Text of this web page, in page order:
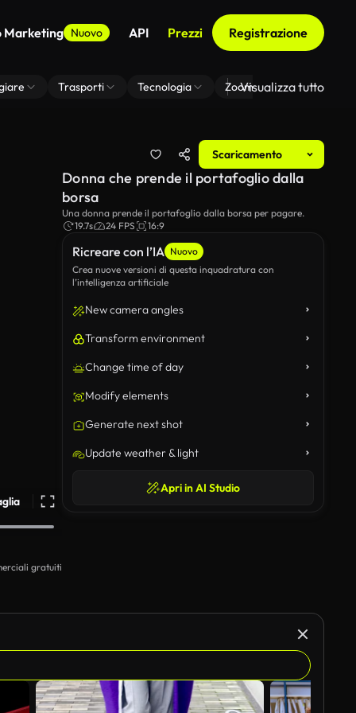
Marketing Nuovo API Prezzi Registrazione
Trasporti Tecnologia Zoom Di Sfondo Virtuale
Visualizza tutto
Scaricamento
gratuiti
Ricreare con l’IA Nuovo
Crea nuove versioni di questa inquadratura con
l’intelligenza artificiale
New camera angles
Transform environment
Change time of day
Modify elements
Generate next shot
Update weather & light
Apri in AI Studio
Donna che prende il portafoglio dalla
borsa
Una donna prende il portafoglio dalla borsa per pagare.
19.7s
24 FPS 16:9